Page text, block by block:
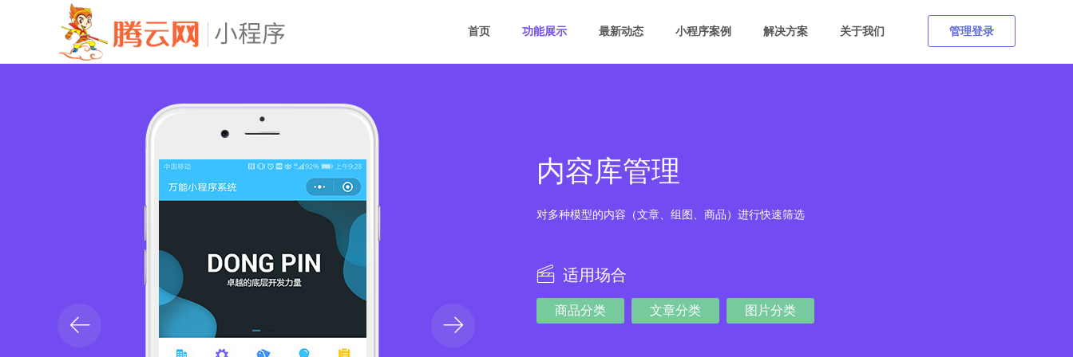
首页 功能展示 最新动态 小程序案例 解决方案 关于我们 管理登录
内容库管理
对多种模型的内容（文章、组图、商品）进行快速筛选
适用场合
商品分类 文章分类 图片分类